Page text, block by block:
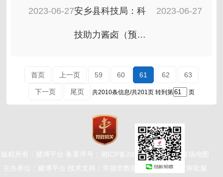
武陵区顺利举行
2023-06-27安乡县科技局：科
技助力酱卤（预制
2023-06-27
首页 上一页 59 60 61 62 63
下一页 尾页 共2010条信息/共201页 转到第 页
版权所有：赌博平台 备案序号： 湘ICP备2024046622号-1 赌场地图
主办单位：赌博平台 技术支持：常德市数据局（常德市行政审批服